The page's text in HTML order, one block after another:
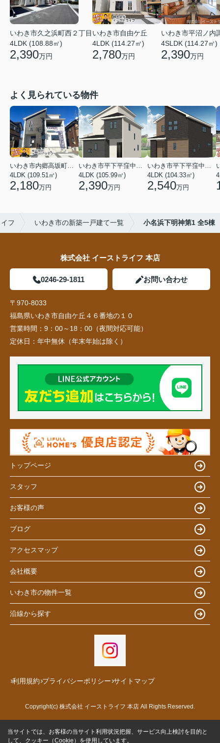
いわき市久之浜町西２丁目
4LDK (108.88㎡)
2,390万円
いわき市自由ケ丘
4LDK (114.27㎡)
2,780万円
いわき市平沼ノ内
4SLDK (114.27㎡)
2,390万円
よく見られている物件
いわき市内郷高坂町２丁目
4LDK (109.51㎡)
2,180万円
いわき市平下平窪中島町
4LDK (105.99㎡)
2,390万円
いわき市平下平窪中島町
4LDK (104.33㎡)
2,540万円
フ いわき市の新築一戸建て一覧 小名浜下明神第1 全5棟
株式会社 イーストライフ 本店
0246-29-1811 お問い合わせ
〒970-8033
福島県いわき市自由ケ丘４６番地の１０
営業時間： 9：00～18：00（夜間対応可能）
定休日： 年中無休（年末年始は除く）
トップページ
スタッフ
お客様の声
ブログ
アクセスマップ
会社概要
いわき市の物件一覧
沿線から探す
利用規約 プライバシーポリシー サイトマップ
Copyright(c) 株式会社 イーストライフ 本店 All Rights Reserved.
当サイトでは、お客様の当サイト利用状況把握、サービス向上検討を目的と
して、クッキー（Cookie）を使用しています。